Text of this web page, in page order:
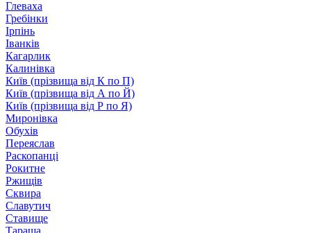
Глеваха
Гребінки
Ірпінь
Іванків
Кагарлик
Калинівка
Київ (прізвища від К по П)
Київ (прізвища від А по Й)
Київ (прізвища від Р по Я)
Миронівка
Обухів
Переяслав
Раскопанці
Рокитне
Ржищів
Сквира
Славутич
Ставище
Тараща